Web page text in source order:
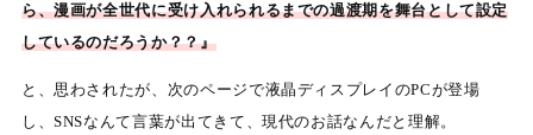
ら、漫画が全世代に受け入れられるまでの過渡期を舞台として設定
しているのだろうか？？』
と、思わされたが、次のページで液晶ディスプレイのPCが登場
し、SNSなんて言葉が出てきて、現代のお話なんだと理解。